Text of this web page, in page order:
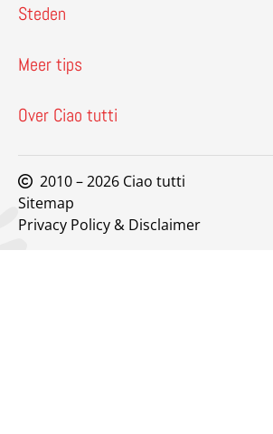
Steden
Meer tips
Over Ciao tutti
2010 – 2026 Ciao tutti
Sitemap
Privacy Policy & Disclaimer